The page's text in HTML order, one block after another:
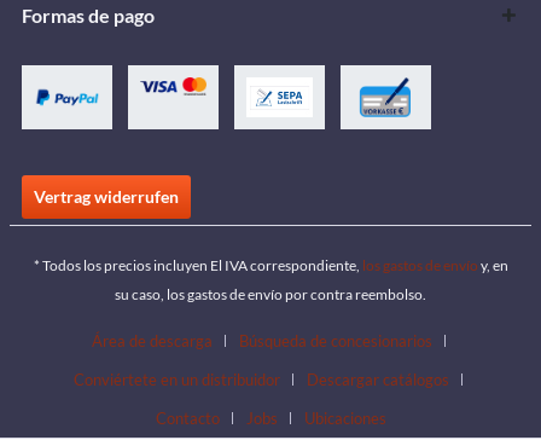
Formas de pago
Vertrag widerrufen
* Todos los precios incluyen El IVA correspondiente, los gastos de envío y, en
su caso, los gastos de envío por contra reembolso.
Área de descarga
Búsqueda de concesionarios
Conviértete en un distribuidor
Descargar catálogos
Contacto
Jobs Ubicaciones